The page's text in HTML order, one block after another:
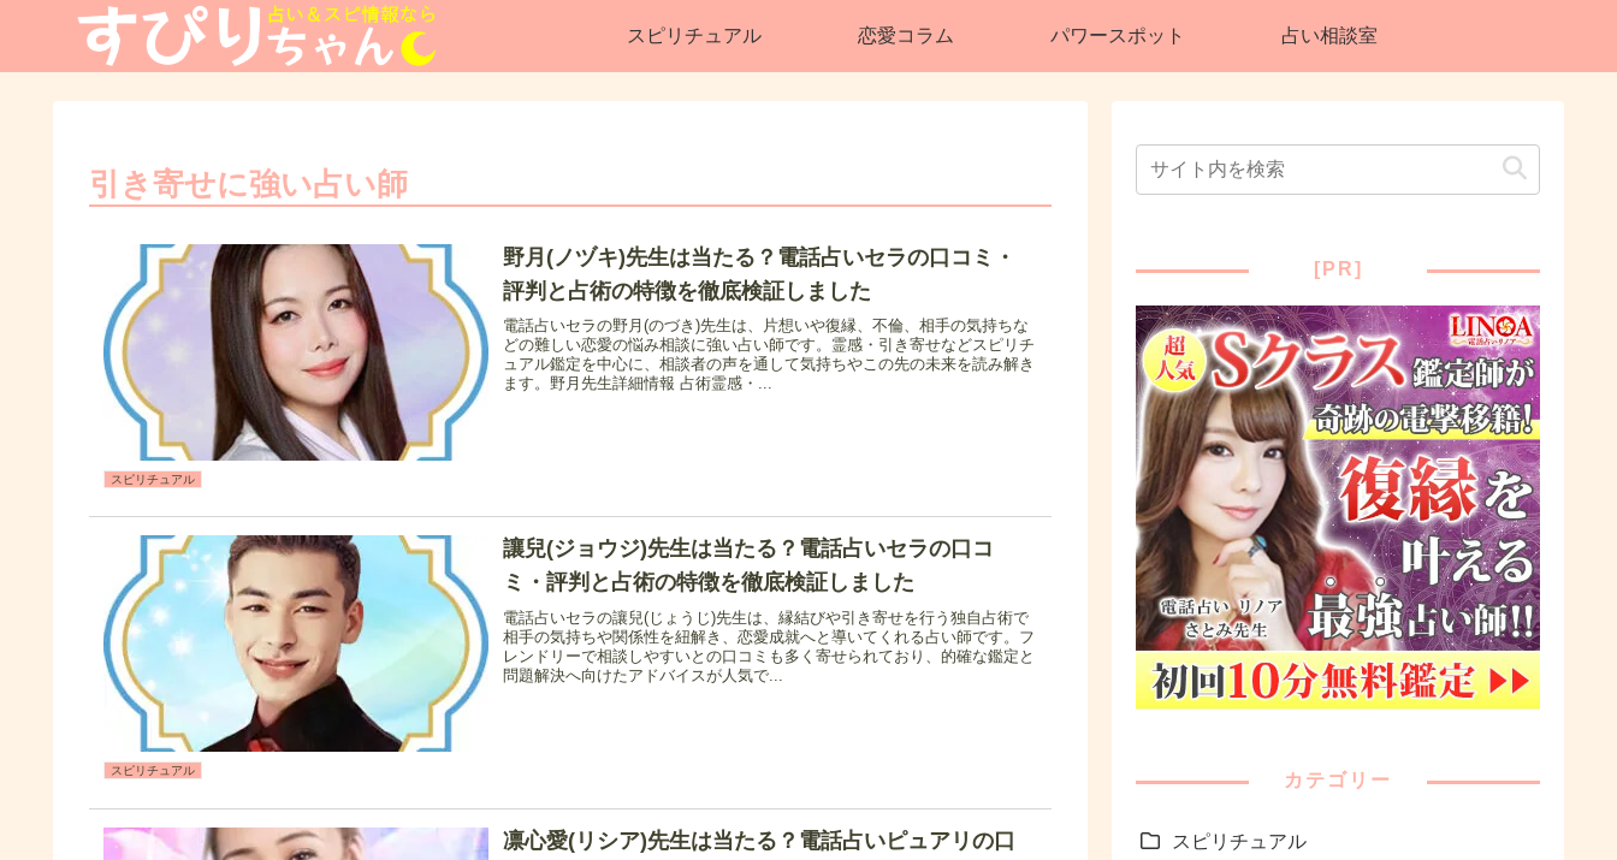
スピリチュアル 恋愛コラム パワースポット 占い相談室
引き寄せに強い占い師
スピリチュアル
野月(ノヅキ)先生は当たる？電話占いセラの口コミ・
評判と占術の特徴を徹底検証しました
電話占いセラの野月(のづき)先生は、片想いや復縁、不倫、相手の気持ちな
どの難しい恋愛の悩み相談に強い占い師です。霊感・引き寄せなどスピリチ
ュアル鑑定を中心に、相談者の声を通して気持ちやこの先の未来を読み解き
ます。野月先生詳細情報 占術霊感・...
スピリチュアル
讓兒(ジョウジ)先生は当たる？電話占いセラの口コ
ミ・評判と占術の特徴を徹底検証しました
電話占いセラの讓兒(じょうじ)先生は、縁結びや引き寄せを行う独自占術で
相手の気持ちや関係性を紐解き、恋愛成就へと導いてくれる占い師です。フ
レンドリーで相談しやすいとの口コミも多く寄せられており、的確な鑑定と
問題解決へ向けたアドバイスが人気で...
凛心愛(リシア)先生は当たる？電話占いピュアリの口
[PR]
カテゴリー
スピリチュアル